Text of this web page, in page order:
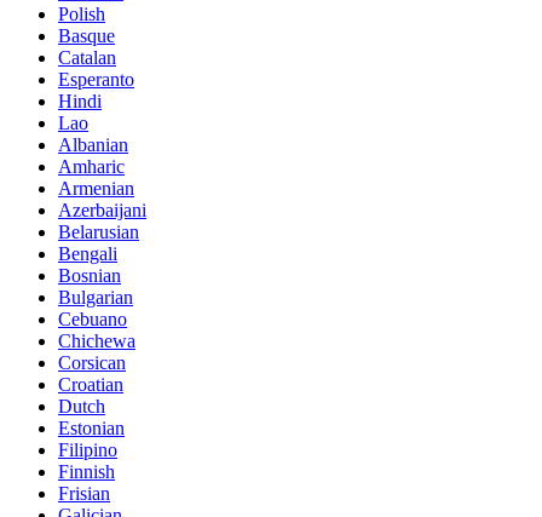
Polish
Basque
Catalan
Esperanto
Hindi
Lao
Albanian
Amharic
Armenian
Azerbaijani
Belarusian
Bengali
Bosnian
Bulgarian
Cebuano
Chichewa
Corsican
Croatian
Dutch
Estonian
Filipino
Finnish
Frisian